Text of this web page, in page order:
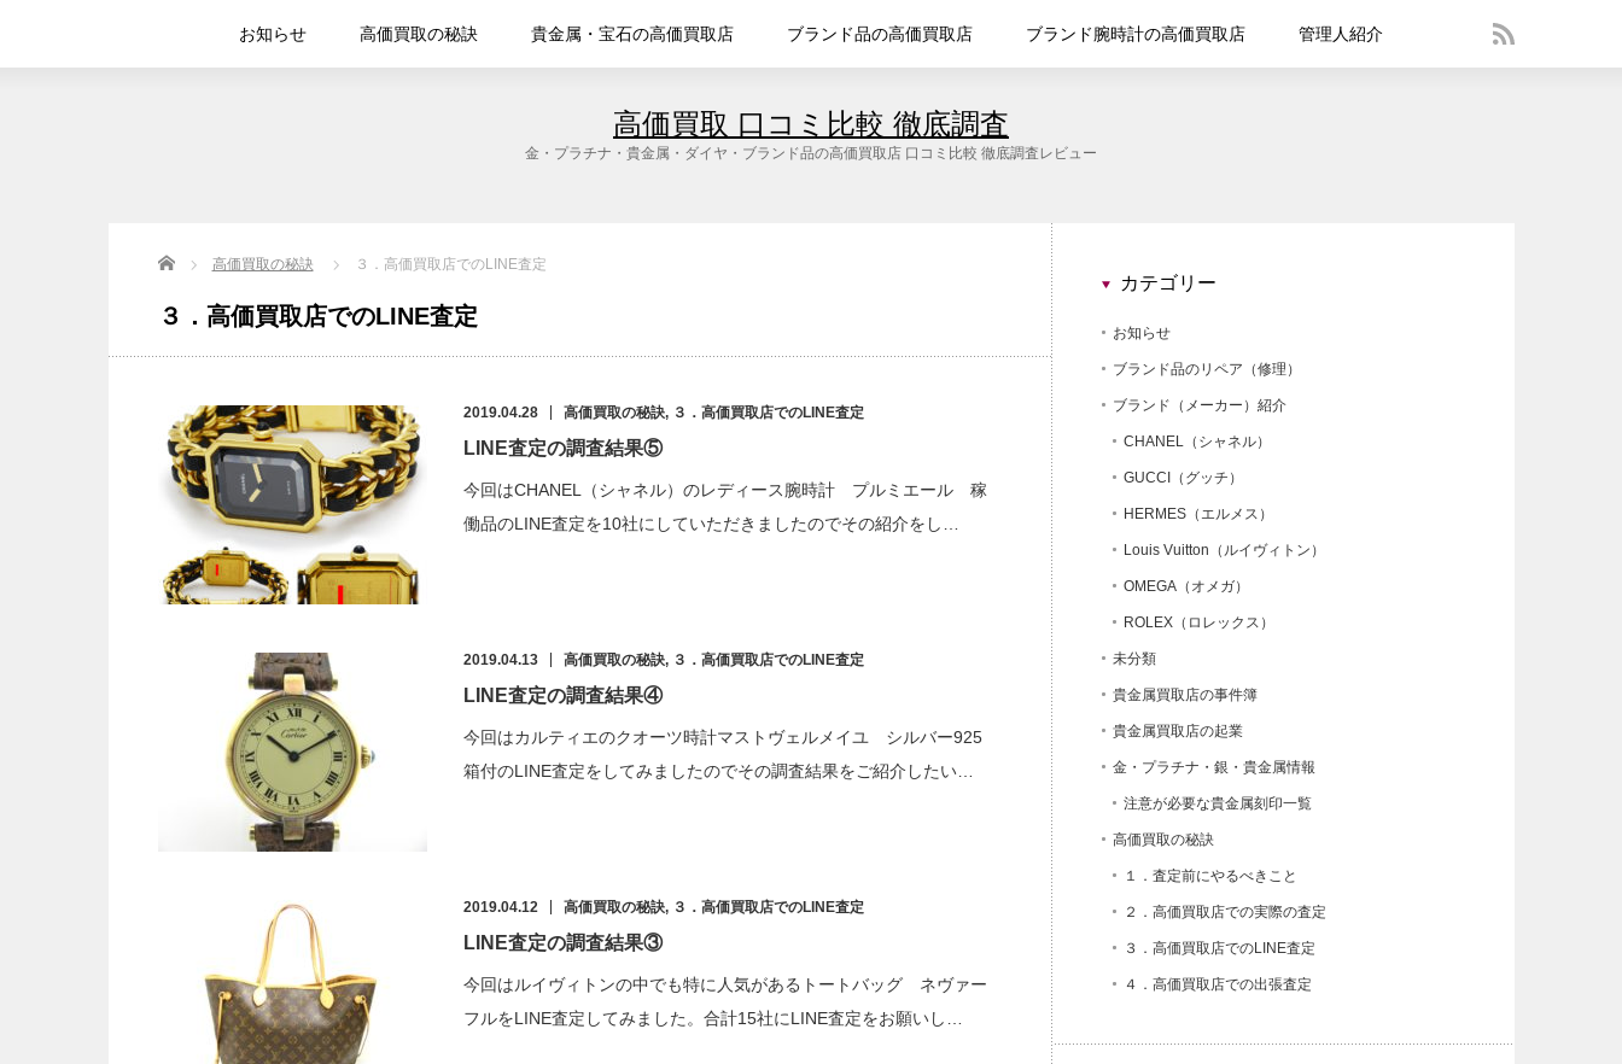
高価買取 口コミ比較 徹底調査
金・プラチナ・貴金属・ダイヤ・ブランド品の高価買取店 口コミ比較 徹底調査レビュー
お知らせ 高価買取の秘訣 貴金属・宝石の高価買取店 ブランド品の高価買取店 ブランド腕時計の高価買取店 管理人紹介
Home 高価買取の秘訣 ３．高価買取店でのLINE査定
３．高価買取店でのLINE査定
2019.04.28 高価買取の秘訣, ３．高価買取店でのLINE査定
LINE査定の調査結果⑤
今回はCHANEL（シャネル）のレディース腕時計 プルミエール 稼
働品のLINE査定を10社にしていただきましたのでその紹介をし…
2019.04.13 高価買取の秘訣, ３．高価買取店でのLINE査定
LINE査定の調査結果④
今回はカルティエのクオーツ時計マストヴェルメイユ シルバー925
箱付のLINE査定をしてみましたのでその調査結果をご紹介したい…
2019.04.12 高価買取の秘訣, ３．高価買取店でのLINE査定
LINE査定の調査結果③
今回はルイヴィトンの中でも特に人気があるトートバッグ ネヴァー
フルをLINE査定してみました。合計15社にLINE査定をお願いし…
カテゴリー
お知らせ
ブランド品のリペア（修理）
ブランド（メーカー）紹介
CHANEL（シャネル）
GUCCI（グッチ）
HERMES（エルメス）
Louis Vuitton（ルイヴィトン）
OMEGA（オメガ）
ROLEX（ロレックス）
未分類
貴金属買取店の事件簿
貴金属買取店の起業
金・プラチナ・銀・貴金属情報
注意が必要な貴金属刻印一覧
高価買取の秘訣
１．査定前にやるべきこと
２．高価買取店での実際の査定
３．高価買取店でのLINE査定
４．高価買取店での出張査定